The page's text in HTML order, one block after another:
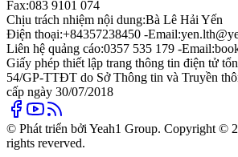
Fax:083 9101 074
Chịu trách nhiệm nội dung:Bà Lê Hải Yến
Điện thoại:+84357238450 -Email:
Liên hệ quảng cáo:0357 535 179 -Email:
Giấy phép thiết lập trang thông tin điện tử
54/GP-TTĐT do Sở Thông tin và Truyền
cấp ngày 30/07/2018
© Phát triển bởi Yeah1 Group. Copyright ©
rights reverved.